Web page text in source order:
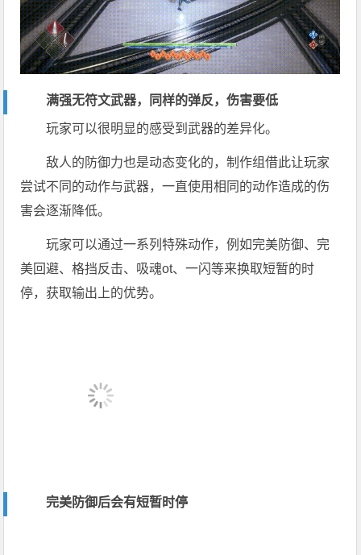
满强无符文武器，同样的弹反，伤害要低
玩家可以很明显的感受到武器的差异化。
敌人的防御力也是动态变化的，制作组借此让玩家
尝试不同的动作与武器，一直使用相同的动作造成的伤
害会逐渐降低。
玩家可以通过一系列特殊动作，例如完美防御、完
美回避、格挡反击、吸魂ot、一闪等来换取短暂的时
停，获取输出上的优势。
完美防御后会有短暂时停